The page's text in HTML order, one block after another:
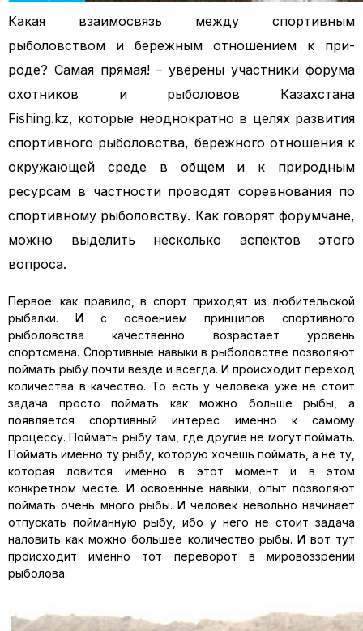
Какая взаимосвязь между спортивным
рыболовством и бережным отношением к при­
роде? Самая прямая! – уверены участники форума
охотников и рыболовов Казахстана
Fishing.kz, которые неоднократно в целях развития
спортивного рыболовства, бережного отношения к
окружающей среде в общем и к природным
ресурсам в частности проводят соревнования по
спортивному рыболовству. Как говорят форумчане,
можно выделить несколько аспектов этого
вопроса.
Первое: как правило, в спорт приходят из любительской
рыбалки. И с освоением принципов спортивного
рыболовства качествен­но возрастает уровень
спортсмена. Спортивные навыки в рыбо­ловстве позволяют
поймать рыбу почти везде и всегда. И происходит переход
количества в качество. То есть у человека уже не стоит
зада­ча просто поймать как можно больше рыбы, а
появляется спортивный интерес именно к самому
процессу. Поймать рыбу там, где другие не могут поймать.
Поймать именно ту рыбу, которую хочешь поймать, а не ту,
которая ловится именно в этот момент и в этом
конкретном месте. И освоенные навыки, опыт позволяют
поймать очень много рыбы. И чело­век невольно начинает
отпускать пойманную рыбу, ибо у него не стоит задача
наловить как можно большее количество рыбы. И вот тут
проис­ходит именно тот переворот в мировоззрении
рыболова.